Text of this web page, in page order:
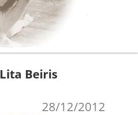
Lita Beiris
28/12/2012